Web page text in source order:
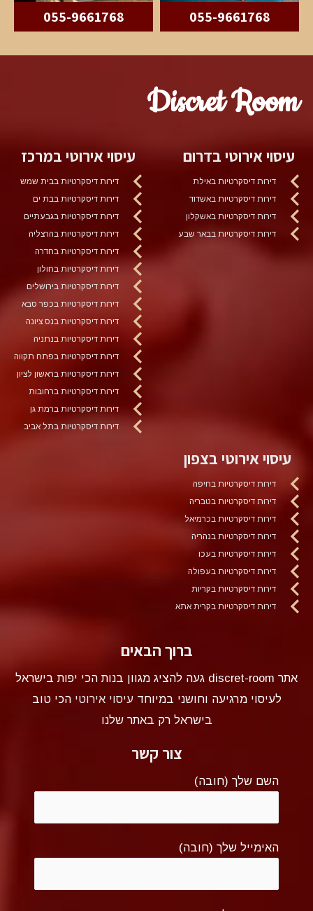
055-9661768
055-9661768
Discret Room
עיסוי אירוטי בדרום
דירות דיסקרטיות באילת
דירות דיסקרטיות באשדוד
דירות דיסקרטיות באשקלון
דירות דיסקרטיות בבאר שבע
עיסוי אירוטי במרכז
דירות דיסקרטיות בבית שמש
דירות דיסקרטיות בבת ים
דירות דיסקרטיות בגבעתיים
דירות דיסקרטיות בהרצליה
דירות דיסקרטיות בחדרה
דירות דיסקרטיות בחולון
דירות דיסקרטיות בירושלים
דירות דיסקרטיות בכפר סבא
דירות דיסקרטיות בנס ציונה
דירות דיסקרטיות בנתניה
דירות דיסקרטיות בפתח תקווה
דירות דיסקרטיות בראשון לציון
דירות דיסקרטיות ברחובות
דירות דיסקרטיות ברמת גן
דירות דיסקרטיות בתל אביב
עיסוי אירוטי בצפון
דירות דיסקרטיות בחיפה
דירות דיסקרטיות בטבריה
דירות דיסקרטיות בכרמיאל
דירות דיסקרטיות בנהריה
דירות דיסקרטיות בעכו
דירות דיסקרטיות בעפולה
דירות דיסקרטיות בקריות
דירות דיסקרטיות בקרית אתא
ברוך הבאים
אתר discret-room געה להציג מגוון בנות הכי יפות בישראל
לעיסוי מרגיעה וחושני במיוחדעיסוי אירוטי הכי טוב
בישראל רק באתר שלנו
צור קשר
השם שלך (חובה)
האימייל שלך (חובה)